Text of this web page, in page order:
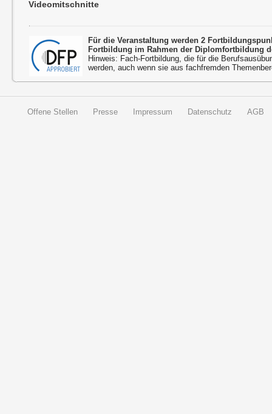
Videomitschnitte
Für die Veranstaltung werden 2
Fortbildung im Rahmen der Diplomfortbildung
Hinweis: Fach-Fortbildung, die für die
werden, auch wenn sie aus fachfremden
Offene Stellen Presse Impressum Datenschutz AGB